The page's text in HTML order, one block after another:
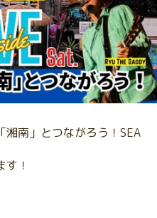
湘南」とつながろう！SEA
！